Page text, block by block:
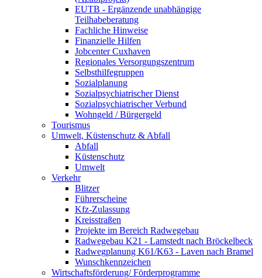
EUTB - Ergänzende unabhängige
Teilhabeberatung
Fachliche Hinweise
Finanzielle Hilfen
Jobcenter Cuxhaven
Regionales Versorgungszentrum
Selbsthilfegruppen
Sozialplanung
Sozialpsychiatrischer Dienst
Sozialpsychiatrischer Verbund
Wohngeld / Bürgergeld
Tourismus
Umwelt, Küstenschutz & Abfall
Abfall
Küstenschutz
Umwelt
Verkehr
Blitzer
Führerscheine
Kfz-Zulassung
Kreisstraßen
Projekte im Bereich Radwegebau
Radwegebau K21 - Lamstedt nach Bröckelbeck
Radwegplanung K61/K63 - Laven nach Bramel
Wunschkennzeichen
Wirtschaftsförderung/ Förderprogramme